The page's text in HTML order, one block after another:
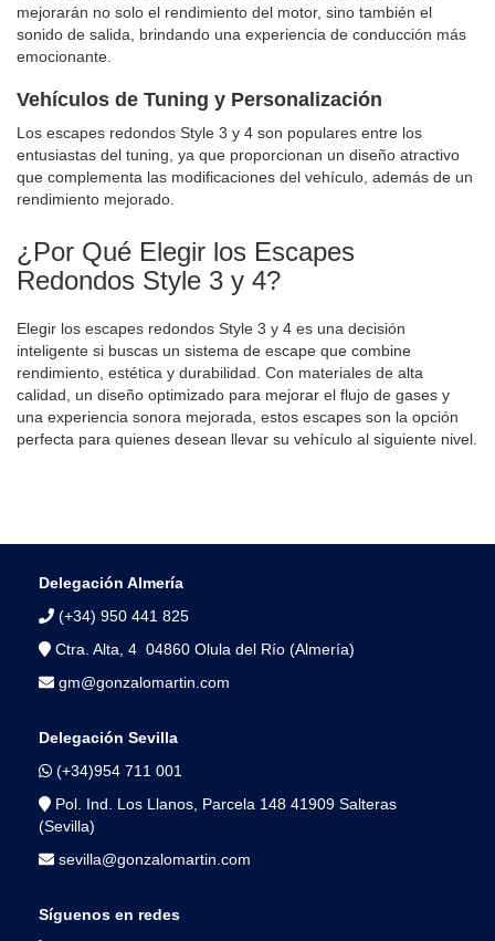
mejorarán no solo el rendimiento del motor, sino también el
sonido de salida, brindando una experiencia de conducción más
emocionante.
Vehículos de Tuning y Personalización
Los escapes redondos Style 3 y 4 son populares entre los
entusiastas del tuning, ya que proporcionan un diseño atractivo
que complementa las modificaciones del vehículo, además de un
rendimiento mejorado.
¿Por Qué Elegir los Escapes
Redondos Style 3 y 4?
Elegir los escapes redondos Style 3 y 4 es una decisión
inteligente si buscas un sistema de escape que combine
rendimiento, estética y durabilidad. Con materiales de alta
calidad, un diseño optimizado para mejorar el flujo de gases y
una experiencia sonora mejorada, estos escapes son la opción
perfecta para quienes desean llevar su vehículo al siguiente nivel.
Delegación Almería
(+34) 950 441 825
Ctra. Alta, 4 04860 Olula del Río (Almería)
gm@gonzalomartin.com
Delegación Sevilla
(+34)954 711 001
Pol. Ind. Los Llanos, Parcela 148 41909 Salteras
(Sevilla)
sevilla@gonzalomartin.com
Síguenos en redes